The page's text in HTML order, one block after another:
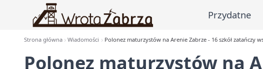
Przydatne
Strona główna Wiadomości Polonez maturzystów na Arenie Zabrze - 16 szkół zatańczy
Polonez maturzystów na